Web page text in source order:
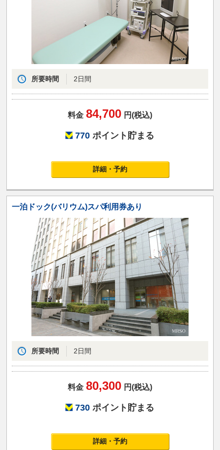
所要時間 2日間
料金 84,700 円(税込)
770 ポイント貯まる
詳細・予約
一泊ドック(バリウム)スパ利用券あり
所要時間 2日間
料金 80,300 円(税込)
730 ポイント貯まる
詳細・予約